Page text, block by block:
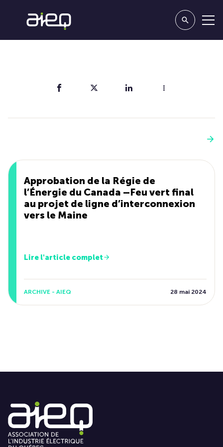
Approbation de la Régie de
l’Énergie du Canada –Feu vert final
au projet de ligne d’interconnexion
vers le Maine
Lire l'article complet
ARCHIVE - AIEQ 28 mai 2024